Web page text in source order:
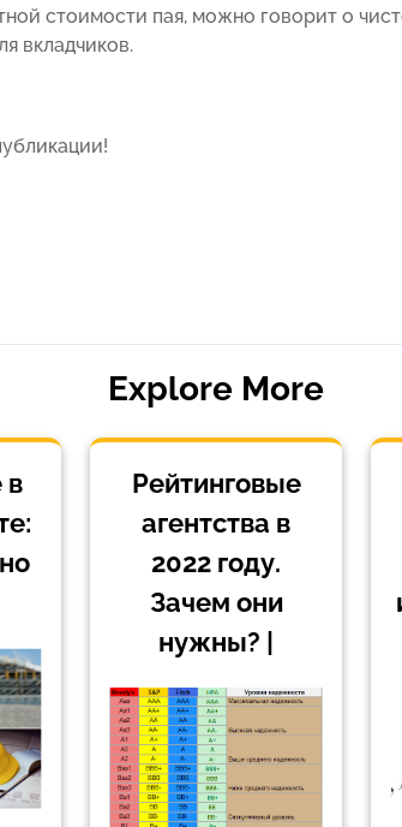
стоимости пая, можно говорит о
вкладчиков.
Explore More
в
Рейтинговые
агентства в
2022 году.
Зачем они
нужны? |